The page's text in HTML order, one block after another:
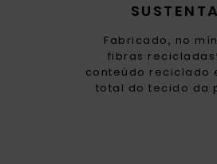
Fabricado, no
fibras
conteúdo reciclado
total do tecido da